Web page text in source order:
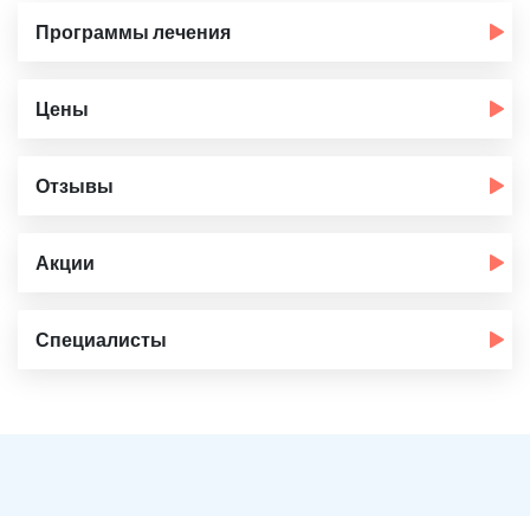
Программы лечения
Цены
Отзывы
Акции
Специалисты